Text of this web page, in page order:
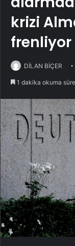
krizi
frenliyor
DİLAN BİÇER
1 dakika okuma